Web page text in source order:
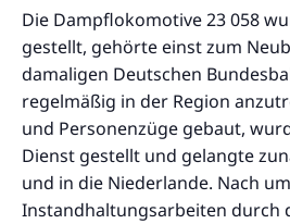
Die Dampflokomotive 23 058
gestellt, gehörte einst zum
damaligen Deutschen
regelmäßig in der Region
und Personenzüge gebaut,
Dienst gestellt und gelangte
und in die Niederlande. Nach
Instandhaltungsarbeiten durch